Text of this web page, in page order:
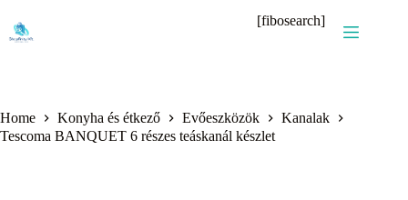
content
[fibosearch]
Home Konyha és étkező Evőeszközök
Kanalak
Tescoma BANQUET 6 részes teáskanál készlet